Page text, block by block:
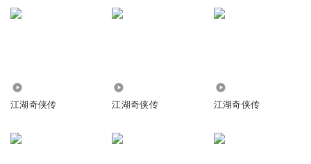
江湖奇侠传 江湖奇侠传 江湖奇侠传